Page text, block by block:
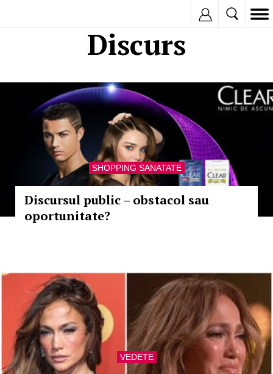
Discurs
SHOPPING SANATATE
Discursul public – obstacol sau
oportunitate?
VEDETE